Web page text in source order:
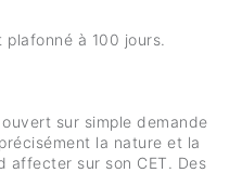
plafonné à 100 jours.
sur simple demande
la nature et la
affecter sur son CET. Des